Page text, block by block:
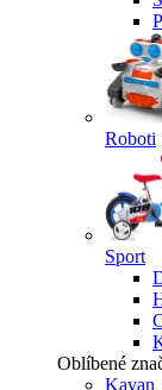
Roboti
Sport
Oblíbené
Kavan